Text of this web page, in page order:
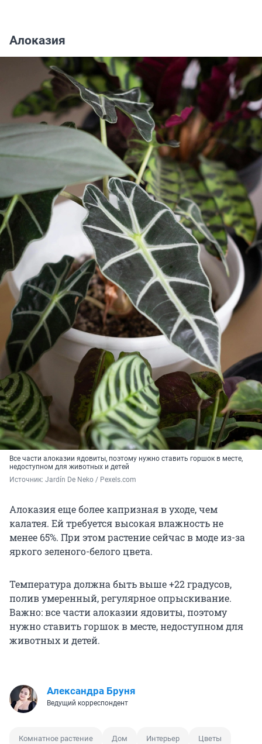
Алоказия
Все части алоказии ядовиты, поэтому нужно ставить горшок в месте,
недоступном для животных и детей
Источник: Jardín De Neko / Pexels.com
Алоказия еще более капризная в уходе, чем
калатея. Ей требуется высокая влажность не
менее 65%. При этом растение сейчас в моде из-за
яркого зеленого-белого цвета.
Температура должна быть выше +22 градусов,
полив умеренный, регулярное опрыскивание.
Важно: все части алоказии ядовиты, поэтому
нужно ставить горшок в месте, недоступном для
животных и детей.
Александра Бруня
Ведущий корреспондент
Комнатное растение Дом Интерьер Цветы